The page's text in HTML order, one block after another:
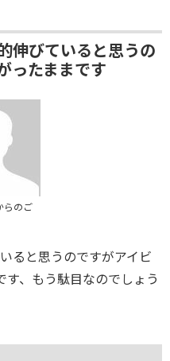
伸びていると思うの
ったままです
らのご
ると思うのですがアイビ
す、もう駄目なのでしょう